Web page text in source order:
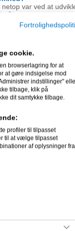
var ved at
på!
men hvis du er
cookie.
browserlagring for at
at gøre indsigelse mod
indstillinger"
tilbage, klik på
dit samtykke tilbage.
profiler til tilpasset
til at vælge tilpasset
af oplysninger fra